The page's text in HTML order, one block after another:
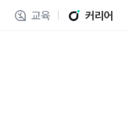
교육 커리어